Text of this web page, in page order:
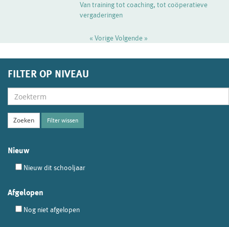
Van training tot coaching, tot coöperatieve
vergaderingen
« VorigeVolgende »
FILTER OP NIVEAU
Filter wissen
Nieuw
Nieuw dit schooljaar
Afgelopen
Nog niet afgelopen